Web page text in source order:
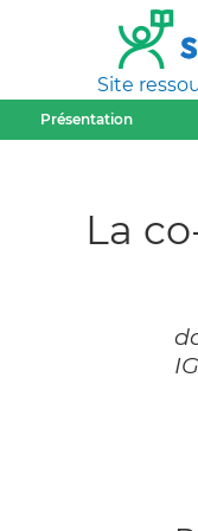
Site
Présentation
La